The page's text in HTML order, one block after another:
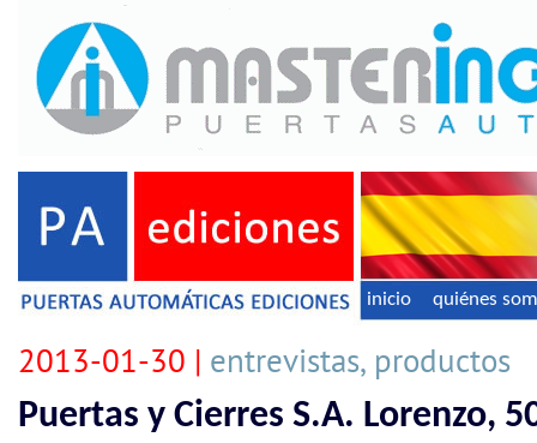
inicio quiénes
2013-01-30 | entrevistas, productos
Puertas y Cierres S.A. Lorenzo,